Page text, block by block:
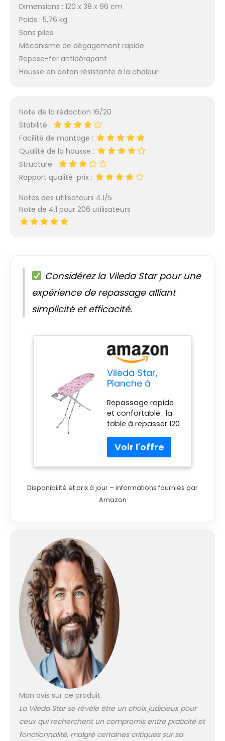
Dimensions : 120 x 38 x 96 cm
Poids : 5,76 kg
Sans piles
Mécanisme de dégagement rapide
Repose-fer antidérapant
Housse en coton résistante à la chaleur
Note de la rédaction 16/20
Stabilité :
Facilité de montage :
Qualité de la housse :
Structure :
Rapport qualité-prix :
Notes des utilisateurs 4.1/5
Note de 4.1 pour 206 utilisateurs
Considérez la Vileda Star pour une
expérience de repassage alliant
simplicité et efficacité.
Vileda Star,
Planche à
Repose-Fer
antidérapant,
Housse de
Table à
Repasser en
Coton,
Transport sûr,
Dimensions
Plateau de
Repassage rapide
et confortable : la
table à repasser 120
pour repasser les
vêtements de
manière pratique et
pour repasser tous
les types de
100 % coton avec
rembourrage en
éponge offre une
bonne respirabilité
de la vapeur.
Repassage
confortable : la
hauteur réglable de
76 à 96 cm permet
de repasser
peut être déplacé
et rangé facilement.
Disponibilité et prix à jour – informations fournies par
Amazon
Mon avis sur ce produit
La Vileda Star se révèle être un choix judicieux pour
ceux qui recherchent un compromis entre praticité et
fonctionnalité, malgré certaines critiques sur sa